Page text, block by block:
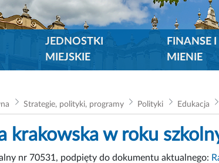
JEDNOSTKI
MIEJSKIE
FINANSE I
MIENIE
Strategie, polityki, programy Polityki Edukacja
krakowska w roku
nr 70531, podpięty do dokumentu aktualnego: